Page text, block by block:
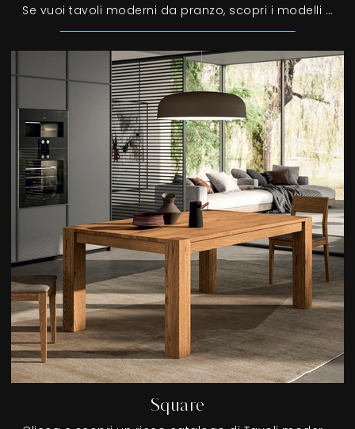
Se vuoi tavoli moderni da pranzo, scopri i modelli allungabili di FGF Mobili: clicca e scopri il modello Walking in legno.
Square